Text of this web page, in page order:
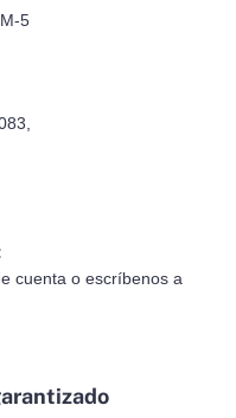
5
cuenta o escríbenos a